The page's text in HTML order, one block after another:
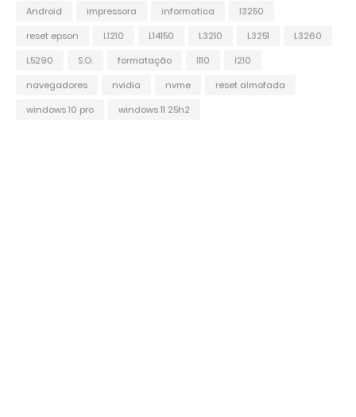
Android
impressora informatica
l3250
reset epson
L1210 L14150 L3210 L3251
L3260
L5290
S.O. formatação l110
l210
navegadores
nvidia nvme
reset almofada
windows 10 pro
windows 11 25h2